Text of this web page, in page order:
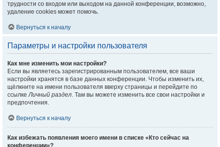
трудности со входом или выходом на данной конференции, возможно,
удаление cookies может помочь.
Вернуться к началу
Параметры и настройки пользователя
Как мне изменить мои настройки?
Если вы являетесь зарегистрированным пользователем, все ваши
настройки хранятся в базе данных конференции. Чтобы изменить их,
щёлкните на имени пользователя вверху страницы и перейдите по
ссылкеЛичный раздел. Там вы можете изменить все свои настройки и
предпочтения.
Вернуться к началу
Как избежать появления моего имени в списке «Кто сейчас на
конференции»?